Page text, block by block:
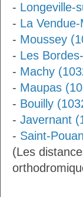
- Longeville-
- La
- Moussey
- Les
- Machy
- Maupas
- Bouilly
- Javernant
- Saint-
(Les